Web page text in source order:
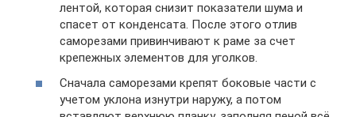
лентой, которая снизит показатели шума и
спасет от конденсата. После этого отлив
саморезами привинчивают к раме за счет
крепежных элементов для уголков.
Сначала саморезами крепят боковые части с
учетом уклона изнутри наружу, а потом